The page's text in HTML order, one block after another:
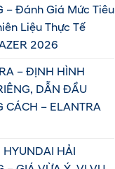
– Đánh Giá Mức Tiêu
Liệu Thực Tế
2026
– ĐỊNH HÌNH
DẪN ĐẦU
CÁCH – ELANTRA
HYUNDAI HẢI